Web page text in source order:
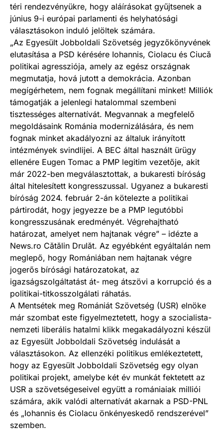
téri rendezvényükre, hogy aláírásokat gyűjtsenek a
június 9-i európai parlamenti és helyhatósági
választásokon induló jelöltek számára.
„Az Egyesült Jobboldali Szövetség jegyzőkönyvének
elutasítása a PSD kérésére Iohannis, Ciolacu és Ciucă
politikai agressziója, amely az egész országnak
megmutatja, hová jutott a demokrácia. Azonban
megígérhetem, nem fognak megállítani minket! Milliók
támogatják a jelenlegi hatalommal szembeni
tisztességes alternatívát. Megvannak a megfelelő
megoldásaink Románia modernizálására, és nem
fognak minket akadályozni az általuk irányított
intézmények svindlijei. A BEC által használt ürügy
ellenére Eugen Tomac a PMP legitim vezetője, akit
már 2022-ben megválasztottak, a bukaresti bíróság
által hitelesített kongresszussal. Ugyanez a bukaresti
bíróság 2024. február 2-án kötelezte a politikai
pártirodát, hogy jegyezze be a PMP legutóbbi
kongresszusának eredményét. Végrehajtható
határozat, amelyet nem hajtanak végre” – idézte a
News.ro Cătălin Drulăt. Az egyébként egyáltalán nem
meglepő, hogy Romániában nem hajtanak végre
jogerős bírósági határozatokat, az
igazságszolgáltatást át- meg átszövi a korrupció és a
politikai-titkosszolgálati ráhatás.
A Mentsétek meg Romániát Szövetség (USR) elnöke
már szombat este figyelmeztetett, hogy a szocialista-
nemzeti liberális hatalmi klikk megakadályozni készül
az Egyesült Jobboldali Szövetség indulását a
választásokon. Az ellenzéki politikus emlékeztetett,
hogy az Egyesült Jobboldali Szövetség egy olyan
politikai projekt, amelybe két év munkát fektetett az
USR a szövetségeseivel együtt a romániaiak milliói
számára, akik valódi alternatívát akarnak a PSD-PNL
és „Iohannis és Ciolacu önkényeskedő rendszerével”
szemben.